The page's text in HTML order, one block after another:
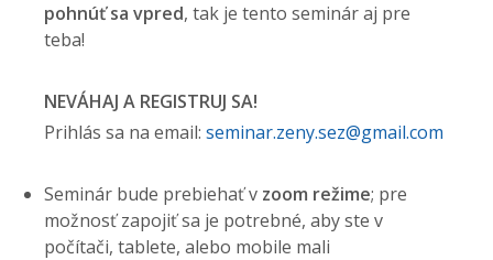
pohnúť sa vpred, tak je tento seminár aj pre
teba!
NEVÁHAJ A REGISTRUJ SA!
Prihlás sa na email: seminar.zeny.sez@gmail.com
Seminár bude prebiehať v zoom režime; pre
možnosť zapojiť sa je potrebné, aby ste v
počítači, tablete, alebo mobile mali